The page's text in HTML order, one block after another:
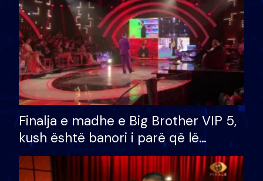
Finalja e madhe e Big Brother VIP 5,
kush është banori i parë që lë
shtëpinë dhe humb mundësinë për
të fituar çmimin e madh